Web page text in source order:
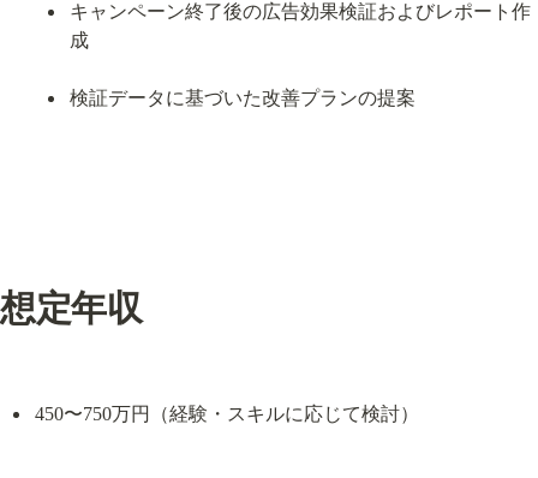
キャンペーン終了後の広告効果検証およびレポート作
成
検証データに基づいた改善プランの提案
想定年収
450〜750万円（経験・スキルに応じて検討）